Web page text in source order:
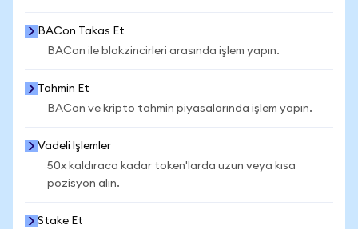
BACon Takas Et
BACon ile blokzincirleri arasında işlem yapın.
Tahmin Et
BACon ve kripto tahmin piyasalarında işlem yapın.
Vadeli İşlemler
50x kaldıraca kadar token'larda uzun veya kısa
pozisyon alın.
Stake Et